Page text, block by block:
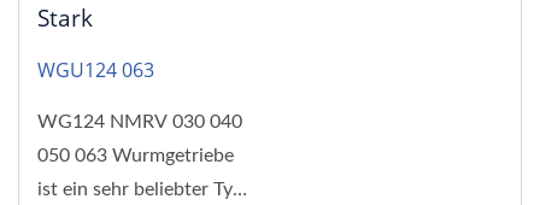
Stark
WGU124 063
WG124 NMRV 030 040
050 063 Wurmgetriebe
ist ein sehr beliebter Typ